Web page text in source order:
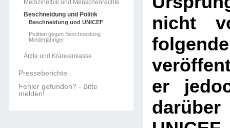
Medizinethik und Menschenrechte
Beschneidung und Politik
Beschneidung und UNICEF
Petition gegen Beschneidung
Minderjähriger
Ärzte und Krankenkasse
Presseberichte
Fehler gefunden? - Bitte
melden!
nicht
er